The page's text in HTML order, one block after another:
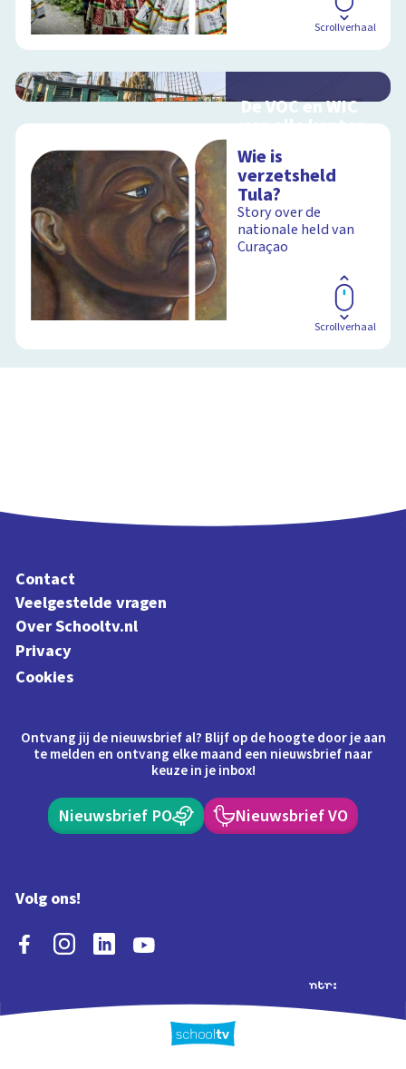
Scrollverhaal
De VOC en WIC
van alle kanten
over zee
Schoolplaat
Wie is
verzetsheld
Tula?
Story over de
nationale held van
Curaçao
Scrollverhaal
Contact
Veelgestelde vragen
Over Schooltv.nl
Privacy
Cookies
Ontvang jij de nieuwsbrief al? Blijf op de hoogte door je aan
te melden en ontvang elke maand een nieuwsbrief naar
keuze in je inbox!
Nieuwsbrief PO Nieuwsbrief VO
Volg ons!